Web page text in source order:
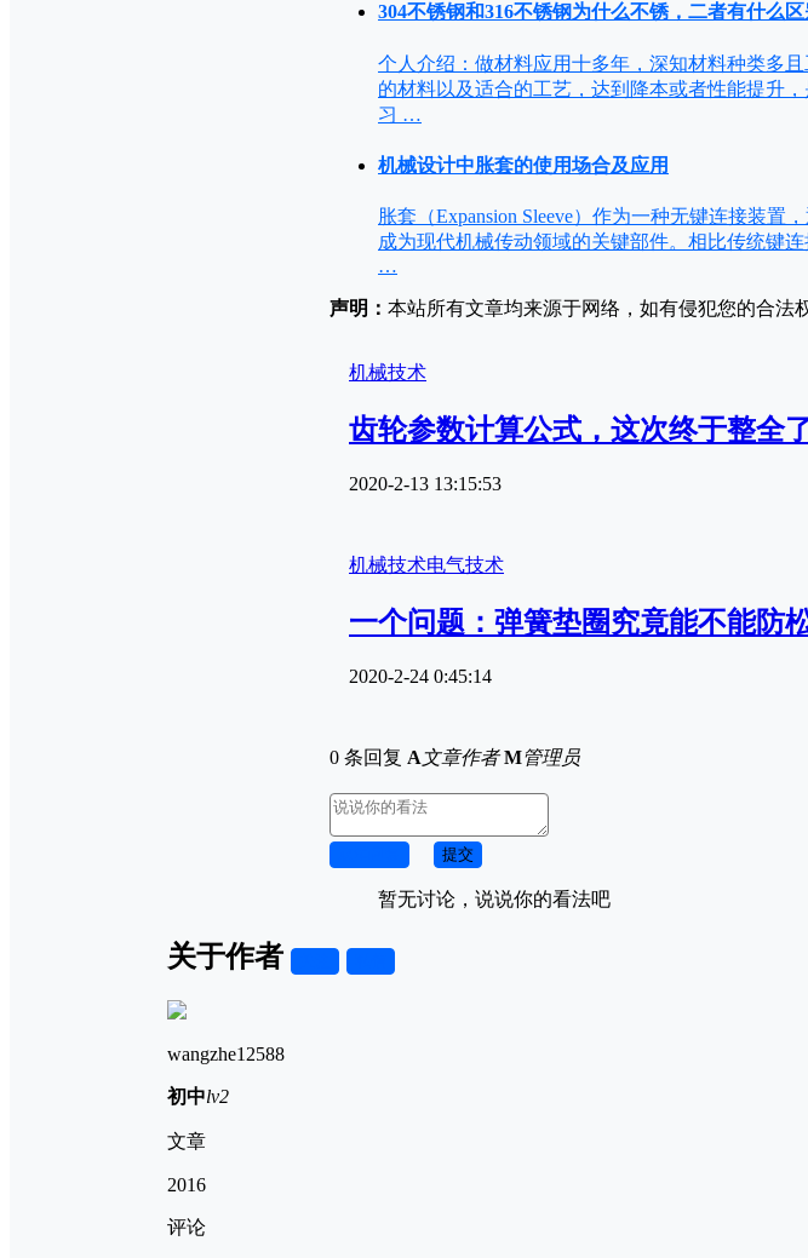
304不锈钢和316不锈钢为什么不锈，二者有什么
个人介绍：做材料应用十多年，深知材料种类多
的材料以及适合的工艺，达到降本或者性能提升
习 …
机械设计中胀套的使用场合及应用
胀套（Expansion Sleeve）作为一种无键连接装
成为现代机械传动领域的关键部件。相比传统键
…
声明： 本站所有文章均来源于网络，如有侵犯您的合法
机械技术
齿轮参数计算公式，这次终于整全
2020-2-13 13:15:53
机械技术电气技术
一个问题：弹簧垫圈究竟能不能防
2020-2-24 0:45:14
0 条回复 A文章作者 M管理员
提交
暂无讨论，说说你的看法吧
关于作者
wangzhe12588
初中lv2
文章
2016
评论